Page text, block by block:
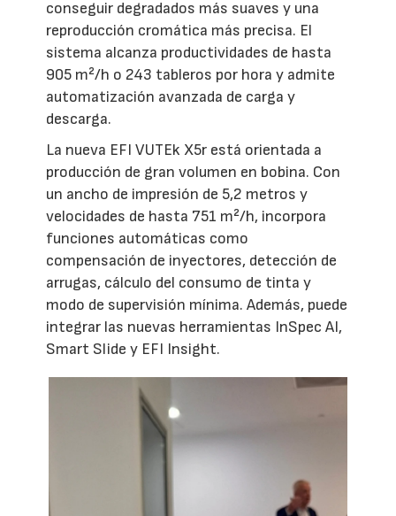
conseguir degradados más suaves y una
reproducción cromática más precisa. El
sistema alcanza productividades de hasta
905 m²/h o 243 tableros por hora y admite
automatización avanzada de carga y
descarga.
La nueva EFI VUTEk X5r está orientada a
producción de gran volumen en bobina. Con
un ancho de impresión de 5,2 metros y
velocidades de hasta 751 m²/h, incorpora
funciones automáticas como
compensación de inyectores, detección de
arrugas, cálculo del consumo de tinta y
modo de supervisión mínima. Además, puede
integrar las nuevas herramientas InSpec AI,
Smart Slide y EFI Insight.